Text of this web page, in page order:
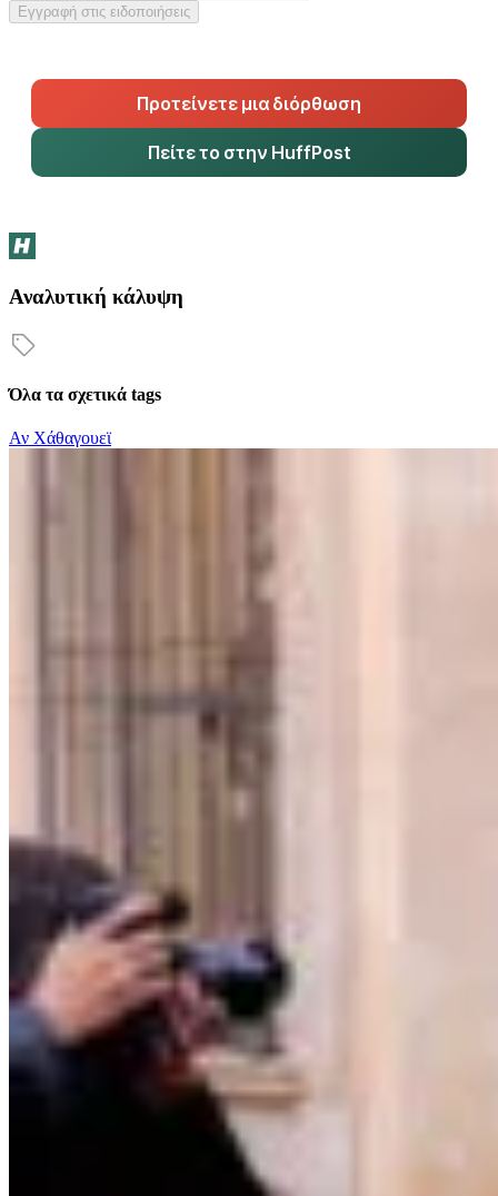
Εγγραφή στις ειδοποιήσεις
Προτείνετε μια διόρθωση
Πείτε το στην HuffPost
Αναλυτική κάλυψη
Όλα τα σχετικά tags
Αν Χάθαγουεϊ